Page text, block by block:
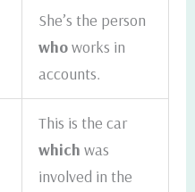
She’s the person
whoworks in
accounts.
This is the car
which was
involved in the